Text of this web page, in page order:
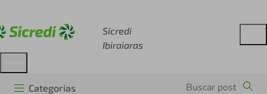
Sicredi
Ibiraiaras
Categorias